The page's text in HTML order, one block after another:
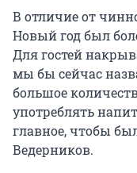
В отличие от
Новый год был
Для гостей
мы бы сейчас
большое
употреблять
главное, чтобы
Ведерников.